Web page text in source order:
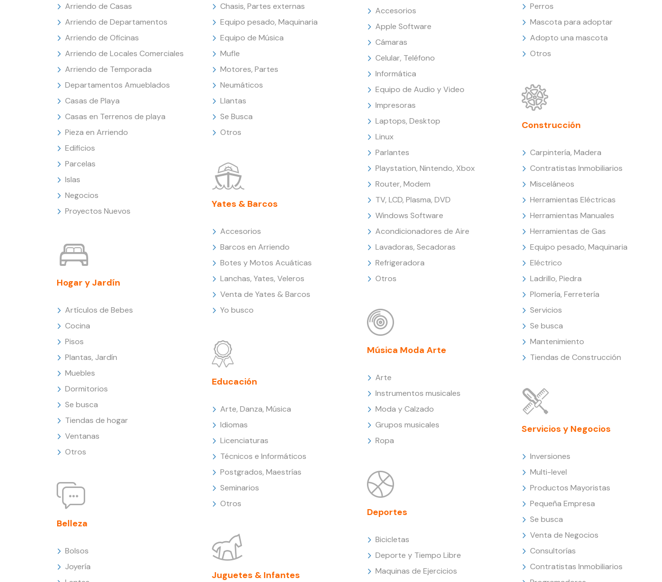
Arriendo de Casas
Arriendo de Departamentos
Arriendo de Oficinas
Arriendo de Locales Comerciales
Arriendo de Temporada
Departamentos Amueblados
Casas de Playa
Casas en Terrenos de playa
Pieza en Arriendo
Edificios
Parcelas
Islas
Negocios
Proyectos Nuevos
Hogar y Jardín
Artículos de Bebes
Cocina
Pisos
Plantas, Jardín
Muebles
Dormitorios
Se busca
Tiendas de hogar
Ventanas
Otros
Belleza
Bolsos
Joyería
Chasis, Partes externas
Equipo pesado, Maquinaria
Equipo de Música
Mufle
Motores, Partes
Neumáticos
Llantas
Se Busca
Otros
Yates & Barcos
Accesorios
Barcos en Arriendo
Botes y Motos Acuáticas
Lanchas, Yates, Veleros
Venta de Yates & Barcos
Yo busco
Educación
Arte, Danza, Música
Idiomas
Licenciaturas
Técnicos e Informáticos
Postgrados, Maestrías
Seminarios
Otros
Juguetes & Infantes
Accesorios
Apple Software
Cámaras
Celular, Teléfono
Informática
Equipo de Audio y Video
Impresoras
Laptops, Desktop
Linux
Parlantes
Playstation, Nintendo, Xbox
Router, Modem
TV, LCD, Plasma, DVD
Windows Software
Acondicionadores de Aire
Lavadoras, Secadoras
Refrigeradora
Otros
Música Moda Arte
Arte
Instrumentos musicales
Moda y Calzado
Grupos musicales
Ropa
Deportes
Bicicletas
Deporte y Tiempo Libre
Maquinas de Ejercicios
Perros
Mascota para adoptar
Adopto una mascota
Otros
Construcción
Carpintería, Madera
Contratistas Inmobiliarios
Misceláneos
Herramientas Eléctricas
Herramientas Manuales
Herramientas de Gas
Equipo pesado, Maquinaria
Eléctrico
Ladrillo, Piedra
Plomería, Ferretería
Servicios
Se busca
Mantenimiento
Tiendas de Construcción
Servicios y Negocios
Inversiones
Multi-level
Productos Mayoristas
Pequeña Empresa
Se busca
Venta de Negocios
Consultorías
Contratistas Inmobiliarios